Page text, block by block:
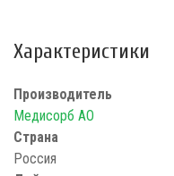
Характеристики
Производитель
Медисорб АО
Страна
Россия